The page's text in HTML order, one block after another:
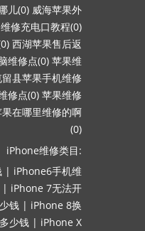
儿(0) 威海苹果外
修充电口教程(0)
西湖苹果售后返
维修点(0) 苹果维
县苹果手机维修
修点(0) 苹果维修
在哪里维修的啊
(0)
iPhone维修类目:
| iPhone6手机维
| iPhone 7无法开
钱 | iPhone 8换
少钱 | iPhone X